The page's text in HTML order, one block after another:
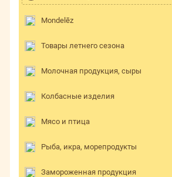
Mondelēz
Товары летнего сезона
Молочная продукция, сыры
Колбасные изделия
Мясо и птица
Рыба, икра, морепродукты
Замороженная продукция